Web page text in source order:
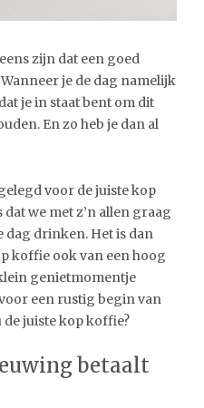
zijn dat een goed
je de dag namelijk
je in staat bent om dit
En zo heb je dan al
voor de juiste kop
we met z’n allen graag
dag drinken. Het is dan
koffie ook van een hoog
genietmomentje
een rustig begin van
de juiste kop koffie?
betaalt